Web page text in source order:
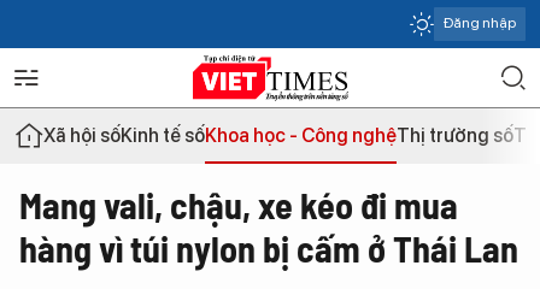
Đăng nhập
Xã hội sốKinh tế sốKhoa học - Công nghệThị trường số
Mang vali, chậu, xe kéo đi mua
hàng vì túi nylon bị cấm ở Thái Lan